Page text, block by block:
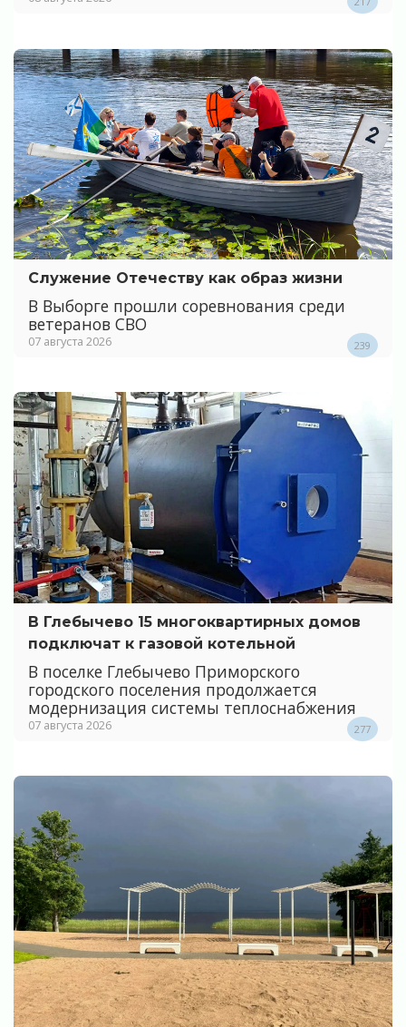
Служение Отечеству как образ жизни
В Выборге прошли соревнования среди
ветеранов СВО
07 августа 2026 239
В Глебычево 15 многоквартирных домов
подключат к газовой котельной
В поселке Глебычево Приморского
городского поселения продолжается
модернизация системы теплоснабжения
07 августа 2026 277